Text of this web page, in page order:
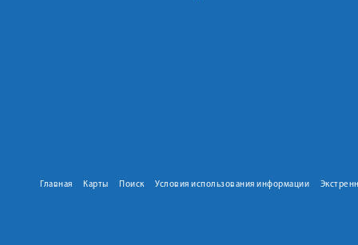
Главная Карты Поиск Условия использования информации